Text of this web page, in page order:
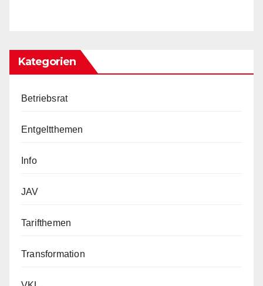
Kategorien
Betriebsrat
Entgeltthemen
Info
JAV
Tarifthemen
Transformation